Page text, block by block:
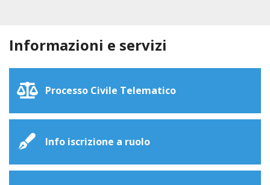
Informazioni e servizi
Processo Civile Telematico
Info iscrizione a ruolo